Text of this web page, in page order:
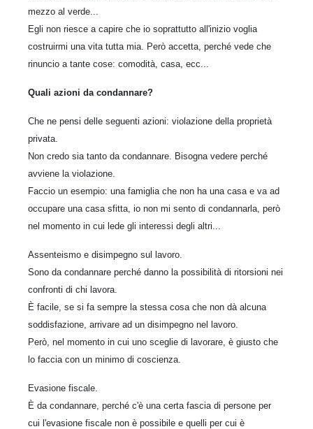
mezzo al verde...
Egli non riesce a capire che io soprattutto all'inizio voglia
costruirmi una vita tutta mia. Però accetta, perché vede che
rinuncio a tante cose: comodità, casa, ecc...
Quali azioni da condannare?
Che ne pensi delle seguenti azioni: violazione della proprietà
privata.
Non credo sia tanto da condannare. Bisogna vedere perché
avviene la violazione.
Faccio un esempio: una famiglia che non ha una casa e va ad
occupare una casa sfitta, io non mi sento di condannarla, però
nel momento in cui lede gli interessi degli altri...
Assenteismo e disimpegno sul lavoro.
Sono da condannare perché danno la possibilità di ritorsioni nei
confronti di chi lavora.
È facile, se si fa sempre la stessa cosa che non dà alcuna
soddisfazione, arrivare ad un disimpegno nel lavoro.
Però, nel momento in cui uno sceglie di lavorare, è giusto che
lo faccia con un minimo di coscienza.
Evasione fiscale.
È da condannare, perché c'è una certa fascia di persone per
cui l'evasione fiscale non è possibile e quelli per cui è